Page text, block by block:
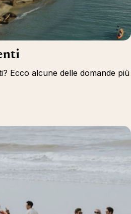
Ecco alcune delle domande più